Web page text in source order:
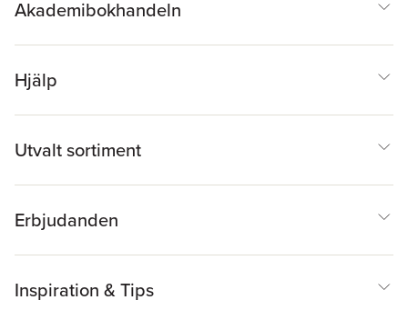
Akademibokhandeln
Hjälp
Utvalt sortiment
Erbjudanden
Inspiration & Tips